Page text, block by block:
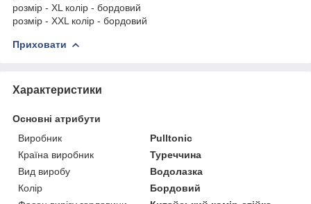
розмір - XL колір - бордовий
розмір - XXL колір - бордовий
Приховати
Характеристики
Основні атрибути
Виробник
Pulltonic
Країна виробник
Туреччина
Вид виробу
Водолазка
Колір
Бордовий